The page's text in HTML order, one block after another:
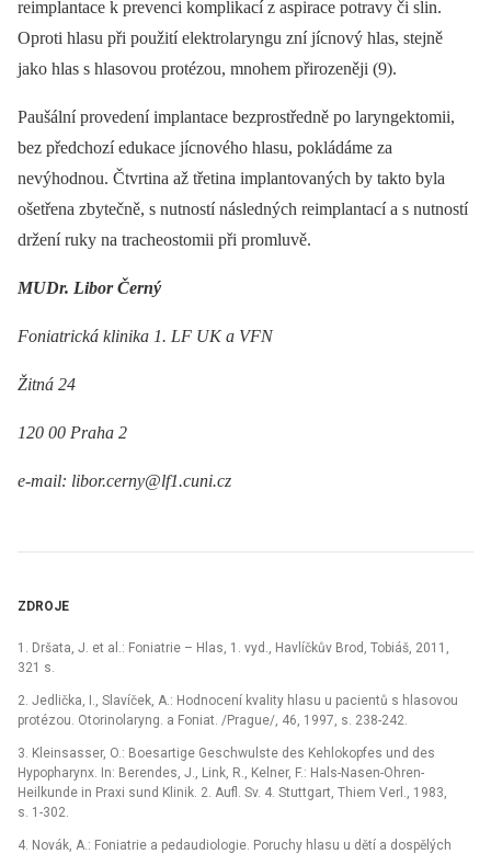
reimplantace k prevenci komplikací z aspirace potravy či slin.
Oproti hlasu při použití elektrolaryngu zní jícnový hlas, stejně
jako hlas s hlasovou protézou, mnohem přirozeněji (9).
Paušální provedení implantace bezprostředně po laryngektomii,
bez předchozí edukace jícnového hlasu, pokládáme za
nevýhodnou. Čtvrtina až třetina implantovaných by takto byla
ošetřena zbytečně, s nutností následných reimplantací a s nutností
držení ruky na tracheostomii při promluvě.
MUDr. Libor Černý
Foniatrická klinika 1. LF UK a VFN
Žitná 24
120 00 Praha 2
e-mail: libor.cerny@lf1.cuni.cz
ZDROJE
1. Dršata, J. et al.: Foniatrie –⁠ Hlas, 1. vyd., Havlíčkův Brod, Tobiáš, 2011,
321 s.
2. Jedlička, I., Slavíček, A.: Hodnocení kvality hlasu u pacientů s hlasovou
protézou. Otorinolaryng. a Foniat. /Prague/, 46, 1997, s. 238-242.
3. Kleinsasser, O.: Boesartige Geschwulste des Kehlokopfes und des
Hypopharynx. In: Berendes, J., Link, R., Kelner, F.: Hals-Nasen-Ohren-
Heilkunde in Praxi sund Klinik. 2. Aufl. Sv. 4. Stuttgart, Thiem Verl., 1983,
s. 1-302.
4. Novák, A.: Foniatrie a pedaudiologie. Poruchy hlasu u dětí a dospělých